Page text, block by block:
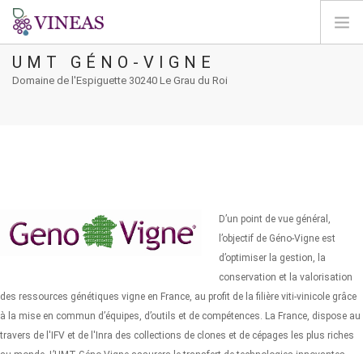
HOME
LOGIN
UMT GÉNO-VIGNE
Domaine de l'Espiguette 30240 Le Grau du Roi
D’un point de vue général,
l’objectif de Géno-Vigne est
d’optimiser la gestion, la
conservation et la valorisation
des ressources génétiques vigne en France, au profit de la filière viti-vinicole grâce
à la mise en commun d’équipes, d’outils et de compétences. La France, dispose au
travers de l'IFV et de l'Inra des collections de clones et de cépages les plus riches